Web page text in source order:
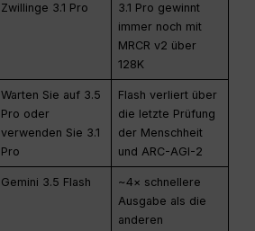
Zwillinge 3.1 Pro
3.1 Pro gewinnt
immer noch mit
MRCR v2 über
128K
Warten Sie auf 3.5
Pro oder
verwenden Sie 3.1
Pro
Flash verliert über
die letzte Prüfung
der Menschheit
und ARC-AGI-2
Gemini 3.5 Flash
~4× schnellere
Ausgabe als die
anderen